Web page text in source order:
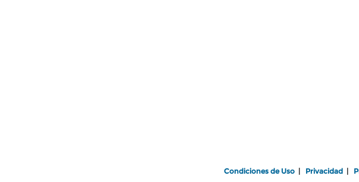
Condiciones de Uso Privacidad